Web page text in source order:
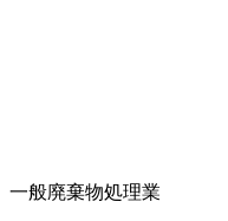
一般廃棄物処理業